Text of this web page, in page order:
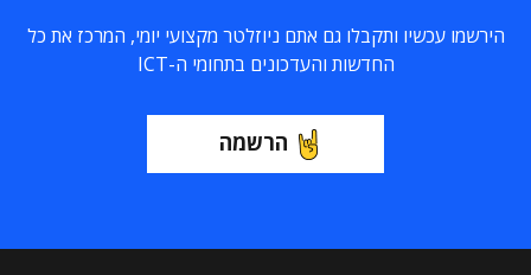
הירשמו עכשיו ותקבלו גם אתם ניוזלטר מקצועי יומי, המרכז את כל
החדשות והעדכונים בתחומי ה-ICT
הרשמה